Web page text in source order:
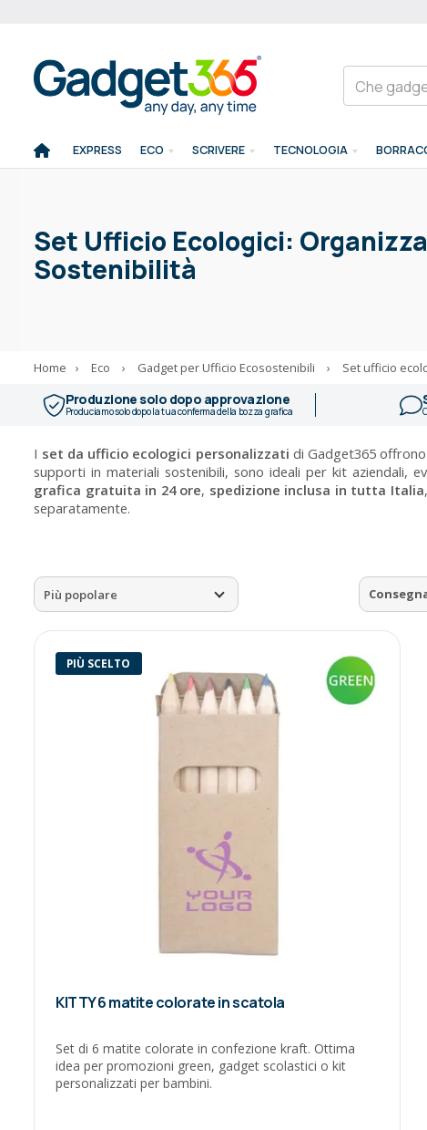
EXPRESS ECO SCRIVERE TECNOLOGIA
Set Ufficio Ecologici:
Sostenibilità
Home › Eco › Gadget per Ufficio Ecosostenibili › Set ufficio
Produzione solo dopo approvazione
Produciamo solo dopo la tua conferma della bozza grafica
I set da ufficio ecologici personalizzati di Gadget365
supporti in materiali sostenibili, sono ideali per kit aziendali,
grafica gratuita in 24 ore, spedizione inclusa in tutta Italia
separatamente.
Più popolare
PIÙ SCELTO
KITTY 6 matite colorate in scatola
Set di 6 matite colorate in confezione kraft. Ottima
idea per promozioni green, gadget scolastici o kit
personalizzati per bambini.